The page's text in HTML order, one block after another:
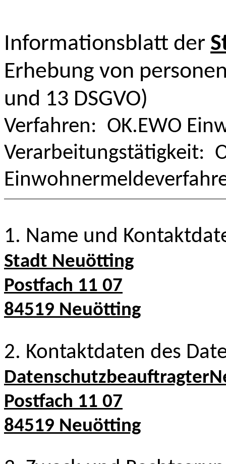
Informationsblatt der
Erhebung von
und 13 DSGVO)
Verfahren: OK.EWO
Verarbeitungstätigkeit:
1. Name und
Stadt Neuötting
Postfach 11 07
84519 Neuötting
2. Kontaktdaten des
Postfach 11 07
84519 Neuötting